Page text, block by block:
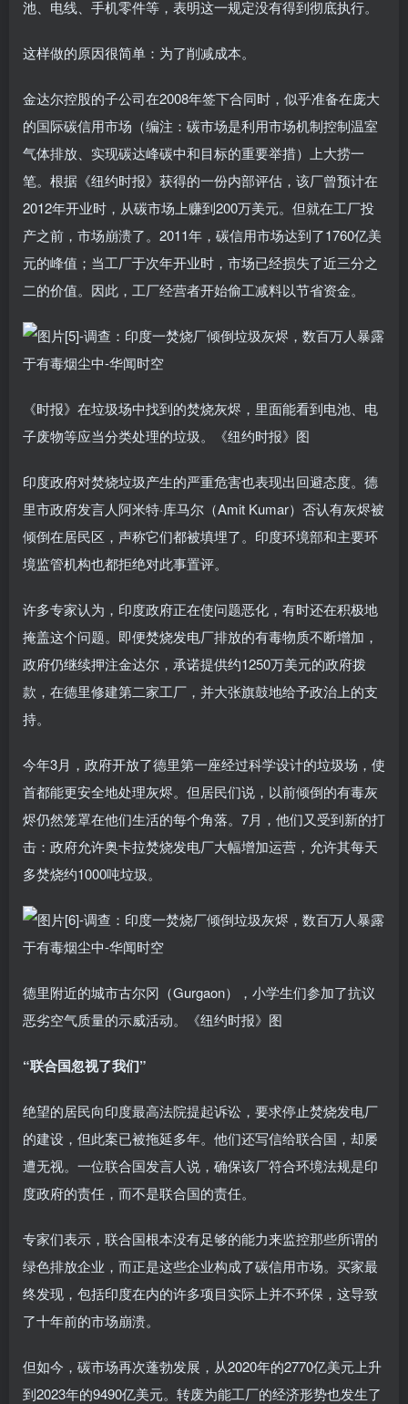
池、电线、手机零件等，表明这一规定没有得到彻底执行。
这样做的原因很简单：为了削减成本。
金达尔控股的子公司在2008年签下合同时，似乎准备在庞大
的国际碳信用市场（编注：碳市场是利用市场机制控制温室
气体排放、实现碳达峰碳中和目标的重要举措）上大捞一
笔。根据《纽约时报》获得的一份内部评估，该厂曾预计在
2012年开业时，从碳市场上赚到200万美元。但就在工厂投
产之前，市场崩溃了。2011年，碳信用市场达到了1760亿美
元的峰值；当工厂于次年开业时，市场已经损失了近三分之
二的价值。因此，工厂经营者开始偷工减料以节省资金。
《时报》在垃圾场中找到的焚烧灰烬，里面能看到电池、电
子废物等应当分类处理的垃圾。《纽约时报》图
印度政府对焚烧垃圾产生的严重危害也表现出回避态度。德
里市政府发言人阿米特·库马尔（Amit Kumar）否认有灰烬被
倾倒在居民区，声称它们都被填埋了。印度环境部和主要环
境监管机构也都拒绝对此事置评。
许多专家认为，印度政府正在使问题恶化，有时还在积极地
掩盖这个问题。即便焚烧发电厂排放的有毒物质不断增加，
政府仍继续押注金达尔，承诺提供约1250万美元的政府拨
款，在德里修建第二家工厂，并大张旗鼓地给予政治上的支
持。
今年3月，政府开放了德里第一座经过科学设计的垃圾场，使
首都能更安全地处理灰烬。但居民们说，以前倾倒的有毒灰
烬仍然笼罩在他们生活的每个角落。7月，他们又受到新的打
击：政府允许奥卡拉焚烧发电厂大幅增加运营，允许其每天
多焚烧约1000吨垃圾。
德里附近的城市古尔冈（Gurgaon），小学生们参加了抗议
恶劣空气质量的示威活动。《纽约时报》图
“联合国忽视了我们”
绝望的居民向印度最高法院提起诉讼，要求停止焚烧发电厂
的建设，但此案已被拖延多年。他们还写信给联合国，却屡
遭无视。一位联合国发言人说，确保该厂符合环境法规是印
度政府的责任，而不是联合国的责任。
专家们表示，联合国根本没有足够的能力来监控那些所谓的
绿色排放企业，而正是这些企业构成了碳信用市场。买家最
终发现，包括印度在内的许多项目实际上并不环保，这导致
了十年前的市场崩溃。
但如今，碳市场再次蓬勃发展，从2020年的2770亿美元上升
到2023年的9490亿美元。转废为能工厂的经济形势也发生了